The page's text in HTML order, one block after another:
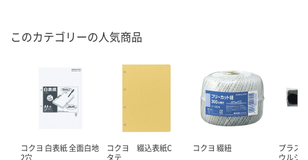
このカテゴリーの人気商品
コクヨ 白表紙 全面白地
2穴
コクヨ 綴込表紙C
タテ
コクヨ 綴紐
プラ
ウルシ先